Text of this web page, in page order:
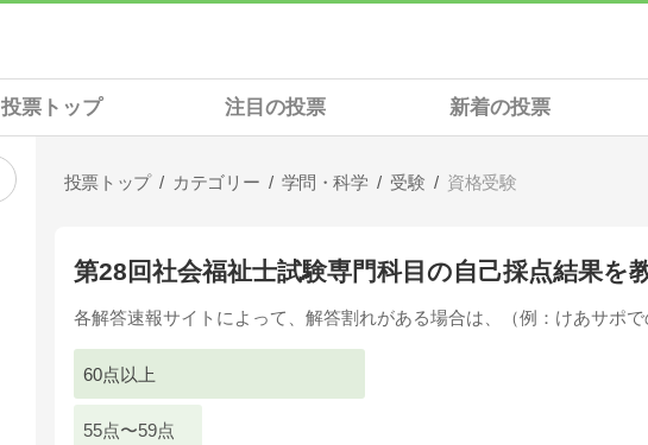
投票トップ 注目の投票 新着の投票
投票トップ カテゴリー 学問・科学 受験 資格受験
第28回社会福祉士試験専門科目の自己採点結果を
各解答速報サイトによって、解答割れがある場合は、（例：けあサポ
60点以上
55点〜59点